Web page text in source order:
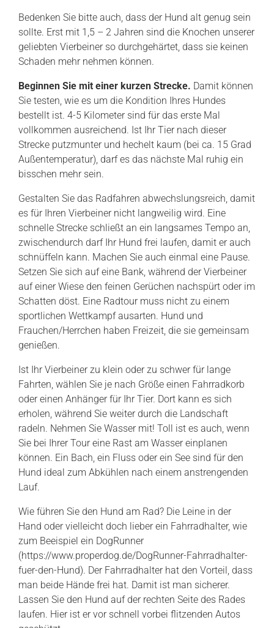
Bedenken Sie bitte auch, dass der Hund alt genug sein
sollte. Erst mit 1,5 – 2 Jahren sind die Knochen unserer
geliebten Vierbeiner so durchgehärtet, dass sie keinen
Schaden mehr nehmen können.
Beginnen Sie mit einer kurzen Strecke. Damit können
Sie testen, wie es um die Kondition Ihres Hundes
bestellt ist. 4-5 Kilometer sind für das erste Mal
vollkommen ausreichend. Ist Ihr Tier nach dieser
Strecke putzmunter und hechelt kaum (bei ca. 15 Grad
Außentemperatur), darf es das nächste Mal ruhig ein
bisschen mehr sein.
Gestalten Sie das Radfahren abwechslungsreich, damit
es für Ihren Vierbeiner nicht langweilig wird. Eine
schnelle Strecke schließt an ein langsames Tempo an,
zwischendurch darf Ihr Hund frei laufen, damit er auch
schnüffeln kann. Machen Sie auch einmal eine Pause.
Setzen Sie sich auf eine Bank, während der Vierbeiner
auf einer Wiese den feinen Gerüchen nachspürt oder im
Schatten döst. Eine Radtour muss nicht zu einem
sportlichen Wettkampf ausarten. Hund und
Frauchen/Herrchen haben Freizeit, die sie gemeinsam
genießen.
Ist Ihr Vierbeiner zu klein oder zu schwer für lange
Fahrten, wählen Sie je nach Größe einen Fahrradkorb
oder einen Anhänger für Ihr Tier. Dort kann es sich
erholen, während Sie weiter durch die Landschaft
radeln. Nehmen Sie Wasser mit! Toll ist es auch, wenn
Sie bei Ihrer Tour eine Rast am Wasser einplanen
können. Ein Bach, ein Fluss oder ein See sind für den
Hund ideal zum Abkühlen nach einem anstrengenden
Lauf.
Wie führen Sie den Hund am Rad? Die Leine in der
Hand oder vielleicht doch lieber ein Fahrradhalter, wie
zum Beeispiel ein DogRunner
(https://www.properdog.de/DogRunner-Fahrradhalter-
fuer-den-Hund). Der Fahrradhalter hat den Vorteil, dass
man beide Hände frei hat. Damit ist man sicherer.
Lassen Sie den Hund auf der rechten Seite des Rades
laufen. Hier ist er vor schnell vorbei flitzenden Autos